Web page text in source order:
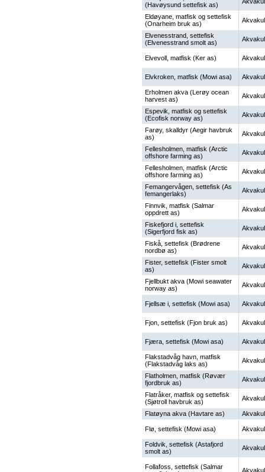
(Havøysund settefisk as)
Eldøyane, matfisk og settefisk
(Onarheim bruk as)
Elvenesstrand, settefisk
(Elvenesstrand smolt as)
Elvevoll, matfisk (Ker as)
Elvkroken, matfisk (Mowi asa)
Erholmen akva (Lerøy ocean
harvest as)
Espevik, matfisk og settefisk
(Ecofisk norway as)
Farøy, skalldyr (Aegir havbruk
as)
Fellesholmen, matfisk (Arctic
offshore farming as)
Fellesholmen, matfisk (Arctic
offshore farming as)
Femangervågen, settefisk (As
femangerlaks)
Finnvik, matfisk (Salmar
oppdrett as)
Fiskefjord i, settefisk
(Sigerfjord fisk as)
Fiskå, settefisk (Brødrene
nordbø as)
Fister, settefisk (Fister smolt
as)
Fjellbukt akva (Mowi seawater
norway as)
Fjellsæ i, settefisk (Mowi asa)
Fjon, settefisk (Fjon bruk as)
Fjæra, settefisk (Mowi asa)
Flakstadvåg havn, matfisk
(Flakstadvåg laks as)
Flatholmen, matfisk (Røvær
fjordbruk as)
Flatråker, matfisk og settefisk
(Sjøtroll havbruk as)
Flatøyna akva (Havtare as)
Flø, settefisk (Mowi asa)
Foldvik, settefisk (Astafjord
smolt as)
Follafoss, settefisk (Salmar